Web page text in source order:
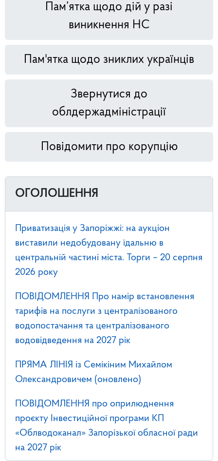
Пам’ятка щодо дій у разі
виникнення НС
Пам'ятка щодо зниклих українців
Звернутися до
облдержадміністрації
Повідомити про корупцію
ОГОЛОШЕННЯ
Приватизація у Запоріжжі: на аукціон
виставили недобудовану їдальню в
центральній частині міста. Торги – 20 серпня
2026 року
ПОВІДОМЛЕННЯ Про намір встановлення
тарифів на послуги з централізованого
водопостачання та централізованого
водовідведення на 2027 рік
ПРЯМА ЛІНІЯ із Семікіним Михайлом
Олександровичем (оновлено)
ПОВІДОМЛЕННЯ про оприлюднення
проєкту Інвестиційної програми КП
«Облводоканал» Запорізької обласної ради
на 2027 рік